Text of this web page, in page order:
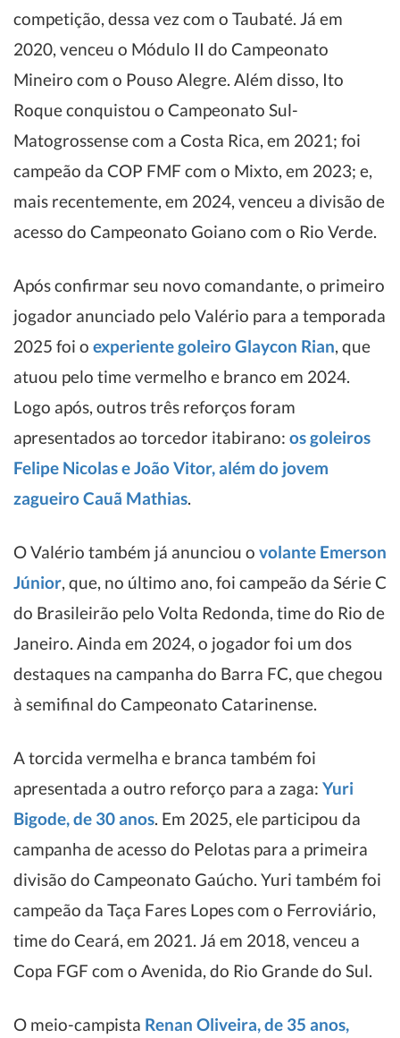
competição, dessa vez com o Taubaté. Já em
2020, venceu o Módulo II do Campeonato
Mineiro com o Pouso Alegre. Além disso, Ito
Roque conquistou o Campeonato Sul-
Matogrossense com a Costa Rica, em 2021; foi
campeão da COP FMF com o Mixto, em 2023; e,
mais recentemente, em 2024, venceu a divisão de
acesso do Campeonato Goiano com o Rio Verde.
Após confirmar seu novo comandante, o primeiro
jogador anunciado pelo Valério para a temporada
2025 foi o experiente goleiro Glaycon Rian , que
atuou pelo time vermelho e branco em 2024.
Logo após, outros três reforços foram
apresentados ao torcedor itabirano: os goleiros
Felipe Nicolas e João Vitor, além do jovem
zagueiro Cauã Mathias
O Valério também já anunciou o volante Emerson
Júnior , que, no último ano, foi campeão da Série C
do Brasileirão pelo Volta Redonda, time do Rio de
Janeiro. Ainda em 2024, o jogador foi um dos
destaques na campanha do Barra FC, que chegou
à semifinal do Campeonato Catarinense.
A torcida vermelha e branca também foi
apresentada a outro reforço para a zaga: Yuri
Bigode, de 30 anos . Em 2025, ele participou da
campanha de acesso do Pelotas para a primeira
divisão do Campeonato Gaúcho. Yuri também foi
campeão da Taça Fares Lopes com o Ferroviário,
time do Ceará, em 2021. Já em 2018, venceu a
Copa FGF com o Avenida, do Rio Grande do Sul.
O meio-campista Renan Oliveira, de 35 anos,